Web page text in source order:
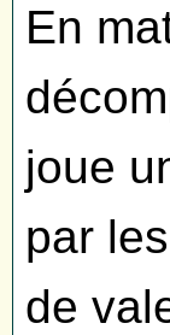
En
joue
par
de